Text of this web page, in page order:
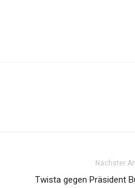
Nächster
Twista gegen Präsident